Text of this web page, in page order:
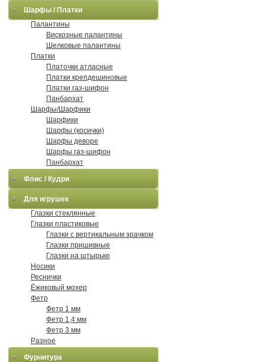
Шарфы / Платки
Палантины
Вискозные палантины
Шелковые палантины
Платки
Платочки атласные
Платки крепдешиновые
Платки газ-шифон
Панбархат
Шарфы/Шарфики
Шарфики
Шарфы (косички)
Шарфы деворе
Шарфы газ-шифон
Панбархат
Флис / Кудри
Для игрушек
Глазки стеклянные
Глазки пластиковые
Глазки с вертикальным зрачком
Глазки пришивные
Глазки на штырьке
Носики
Реснички
Ёжиковый мохер
Фетр
Фетр 1 мм
Фетр 1,4 мм
Фетр 3 мм
Разное
Фурнитура